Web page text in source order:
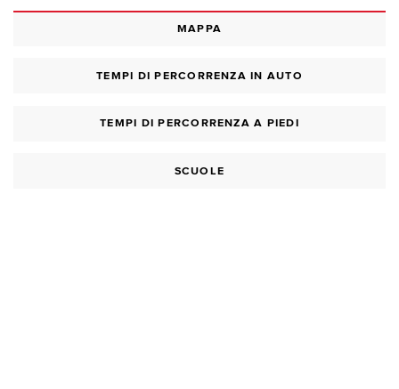
MAPPA
TEMPI DI PERCORRENZA IN AUTO
TEMPI DI PERCORRENZA A PIEDI
SCUOLE